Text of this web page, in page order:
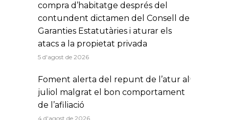
compra d’habitatge després del
contundent dictamen del Consell de
Garanties Estatutàries i aturar els
atacs a la propietat privada
5 d'agost de 2026
Foment alerta del repunt de l’atur al
juliol malgrat el bon comportament
de l’afiliació
4 d'agost de 2026